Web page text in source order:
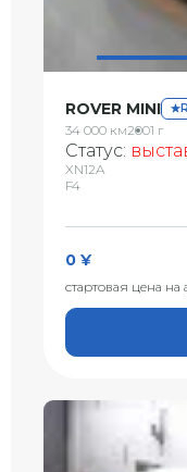
ROVER MINI R
34 000 км2001 г
Статус:
XN12A
F4
0 ¥
стартовая цена на